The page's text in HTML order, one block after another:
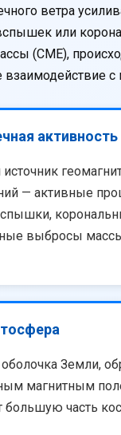
ветра
или
(CME),
взаимодействие с
активность
— активные
выбросы
Земли,
магнитным
большую часть